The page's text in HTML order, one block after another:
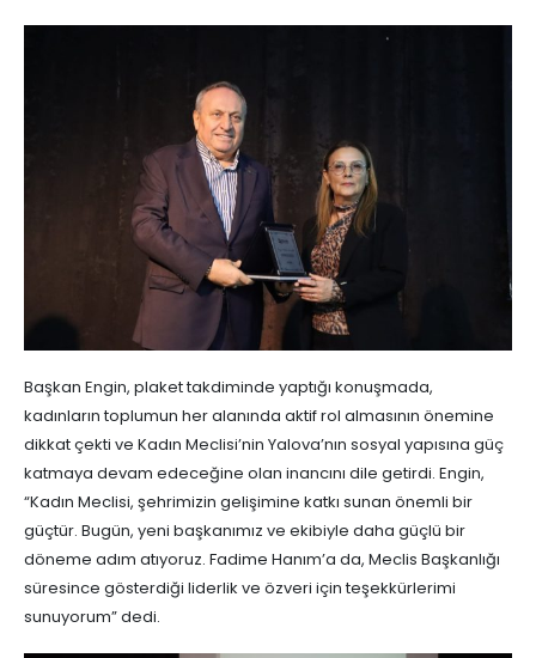
Başkan Engin, plaket takdiminde yaptığı konuşmada,
kadınların toplumun her alanında aktif rol almasının önemine
dikkat çekti ve Kadın Meclisi’nin Yalova’nın sosyal yapısına güç
katmaya devam edeceğine olan inancını dile getirdi. Engin,
“Kadın Meclisi, şehrimizin gelişimine katkı sunan önemli bir
güçtür. Bugün, yeni başkanımız ve ekibiyle daha güçlü bir
döneme adım atıyoruz. Fadime Hanım’a da, Meclis Başkanlığı
süresince gösterdiği liderlik ve özveri için teşekkürlerimi
sunuyorum” dedi.